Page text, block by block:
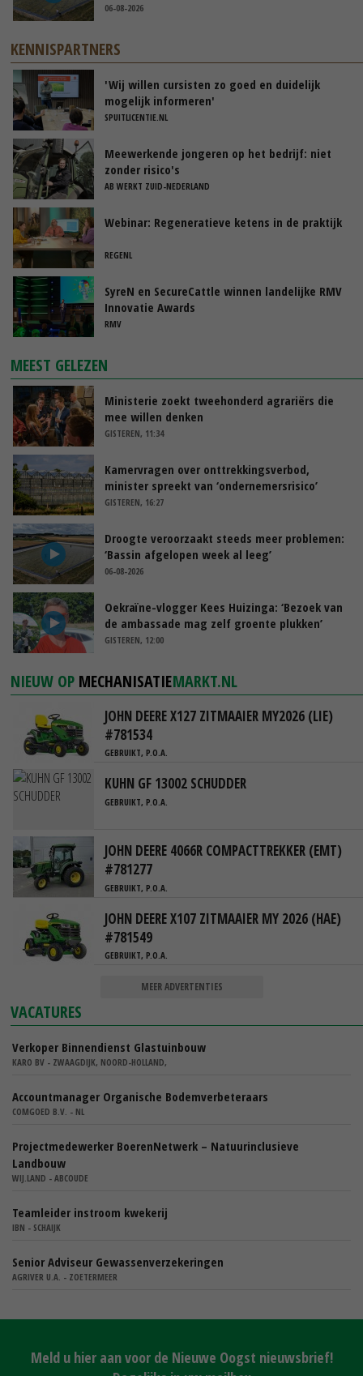
06-08-2026
KENNISPARTNERS
'Wij willen cursisten zo goed en duidelijk
mogelijk informeren'
SPUITLICENTIE.NL
Meewerkende jongeren op het bedrijf: niet
zonder risico's
AB WERKT ZUID-NEDERLAND
Webinar: Regeneratieve ketens in de praktijk
REGENL
SyreN en SecureCattle winnen landelijke RMV
Innovatie Awards
RMV
MEEST GELEZEN
Ministerie zoekt tweehonderd agrariërs die
mee willen denken
GISTEREN, 11:34
Kamervragen over onttrekkingsverbod,
minister spreekt van ‘ondernemersrisico’
GISTEREN, 16:27
Droogte veroorzaakt steeds meer problemen:
‘Bassin afgelopen week al leeg’
06-08-2026
Oekraïne-vlogger Kees Huizinga: ‘Bezoek van
de ambassade mag zelf groente plukken’
GISTEREN, 12:00
NIEUW OP MECHANISATIEMARKT.NL
JOHN DEERE X127 ZITMAAIER MY2026 (LIE)
#781534
GEBRUIKT, P.O.A.
KUHN GF 13002 SCHUDDER
GEBRUIKT, P.O.A.
JOHN DEERE 4066R COMPACTTREKKER (EMT)
#781277
GEBRUIKT, P.O.A.
JOHN DEERE X107 ZITMAAIER MY 2026 (HAE)
#781549
GEBRUIKT, P.O.A.
MEER ADVERTENTIES
VACATURES
Verkoper Binnendienst Glastuinbouw
KARO BV - ZWAAGDIJK, NOORD-HOLLAND,
Accountmanager Organische Bodemverbeteraars
COMGOED B.V. - NL
Projectmedewerker BoerenNetwerk – Natuurinclusieve
Landbouw
WIJ.LAND - ABCOUDE
Teamleider instroom kwekerij
IBN - SCHAIJK
Senior Adviseur Gewassenverzekeringen
AGRIVER U.A. - ZOETERMEER
Meld u hier aan voor de Nieuwe Oogst nieuwsbrief!